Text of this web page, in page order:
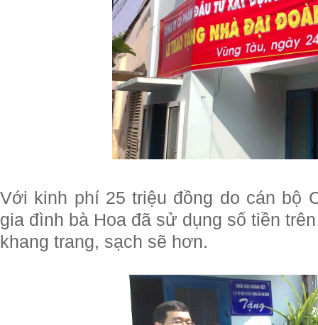
Với kinh phí 25 triệu đồng do cán bộ
gia đình bà Hoa đã sử dụng số tiền
khang trang, sạch sẽ hơn.